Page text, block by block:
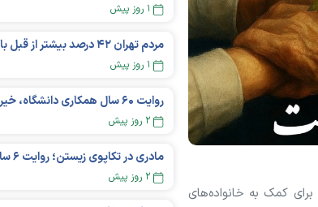
کمک به خانواده‌های
۱ روز پیش
مردم تهران ۴۲ درصد بیشتر از قبل باهم «سازش» می‌کنند
۱ روز پیش
۲ روز پیش
۲ روز پیش